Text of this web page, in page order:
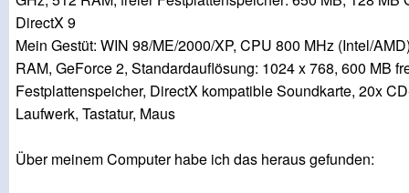
DirectX 9
Mein Gestüt: WIN 98/ME/2000/XP, CPU 800 MHz (Intel/
RAM, GeForce 2, Standardauflösung: 1024 x 768, 600 MB
Festplattenspeicher, DirectX kompatible Soundkarte, 20x
Laufwerk, Tastatur, Maus
Über meinem Computer habe ich das heraus gefunden: